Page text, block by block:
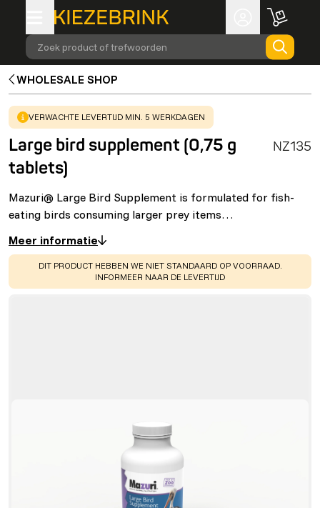
Zoek product of trefwoorden
WHOLESALE SHOP
WARNING:
VERWACHTE LEVERTIJD MIN. 5 WERKDAGEN
Large bird supplement (0,75 g
tablets)
NZ135
Mazuri® Large Bird Supplement is formulated for fish-
eating birds consuming larger prey items…
Meer informatie
WARNING:
DIT PRODUCT HEBBEN WE NIET STANDAARD OP VOORRAAD.
INFORMEER NAAR DE LEVERTIJD